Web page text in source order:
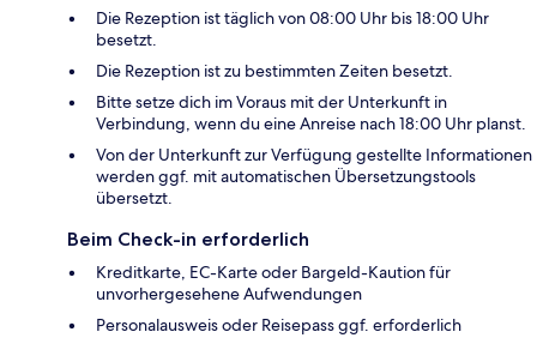
Die Rezeption ist täglich von 08:00 Uhr bis 18:00 Uhr
besetzt.
Die Rezeption ist zu bestimmten Zeiten besetzt.
Bitte setze dich im Voraus mit der Unterkunft in
Verbindung, wenn du eine Anreise nach 18:00 Uhr planst.
Von der Unterkunft zur Verfügung gestellte Informationen
werden ggf. mit automatischen Übersetzungstools
übersetzt.
Beim Check-in erforderlich
Kreditkarte, EC-Karte oder Bargeld-Kaution für
unvorhergesehene Aufwendungen
Personalausweis oder Reisepass ggf. erforderlich